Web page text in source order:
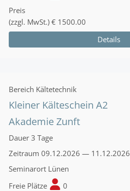
Preis
(zzgl. MwSt.) € 1500.00
Details
Bereich Kältetechnik
Kleiner Kälteschein A2
Akademie Zunft
Dauer 3 Tage
Zeitraum 09.12.2026 — 11.12.2026
Seminarort Lünen
Freie Plätze
0